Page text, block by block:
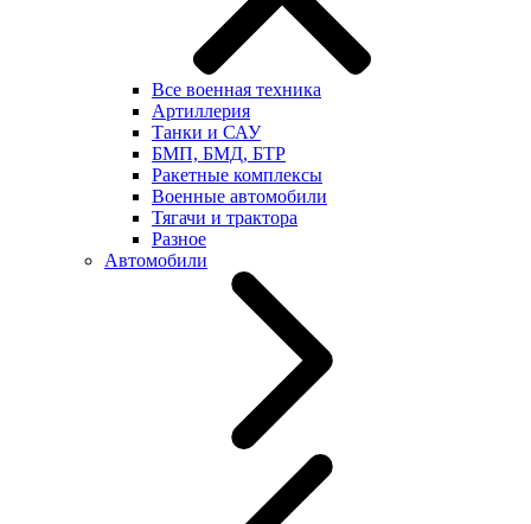
Все военная техника
Артиллерия
Танки и САУ
БМП, БМД, БТР
Ракетные комплексы
Военные автомобили
Тягачи и трактора
Разное
Автомобили